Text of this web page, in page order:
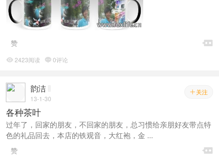

赞
 2423阅读 0评论
 关注
韵洁
13-1-30
各种茶叶
过年了，回家的朋友，不回家的朋友，总习惯给亲朋好友带点特
色的礼品回去，本店的铁观音，大红袍，金 ...

赞